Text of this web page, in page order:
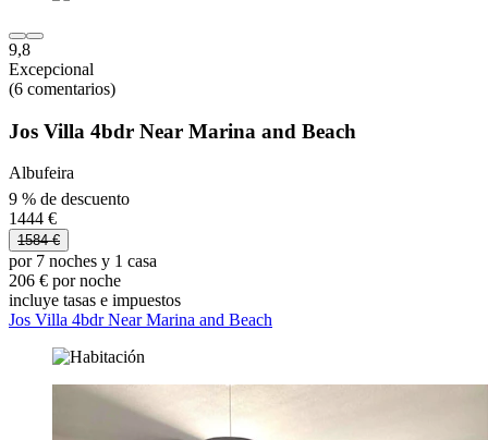
9,8
Excepcional
(6 comentarios)
Jos Villa 4bdr Near Marina and Beach
Albufeira
9 % de descuento
1444 €
1584 €
por 7 noches y 1 casa
206 € por noche
incluye tasas e impuestos
Jos Villa 4bdr Near Marina and Beach